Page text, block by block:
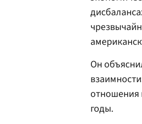
Он
отношения
годы.